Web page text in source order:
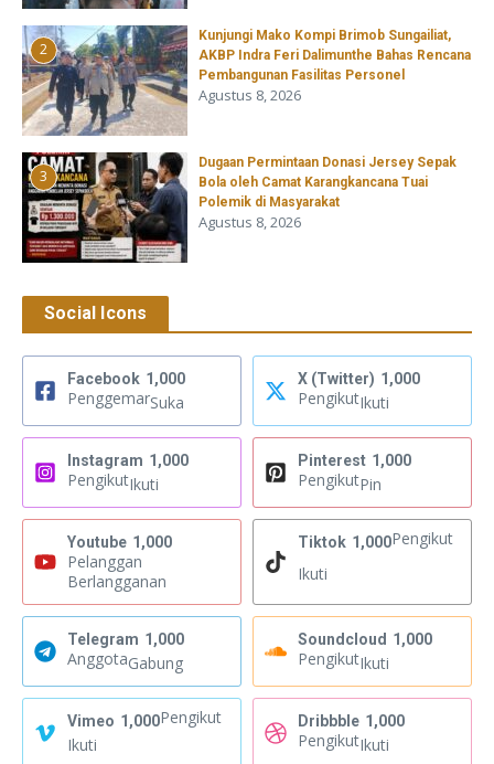
2
Kunjungi Mako Kompi Brimob Sungailiat,
AKBP Indra Feri Dalimunthe Bahas Rencana
Pembangunan Fasilitas Personel
Agustus 8, 2026
3
‎Dugaan Permintaan Donasi Jersey Sepak
Bola oleh Camat Karangkancana Tuai
Polemik di Masyarakat
Agustus 8, 2026
Social Icons
Facebook 1,000
PenggemarSuka
X (Twitter) 1,000
PengikutIkuti
Instagram 1,000
PengikutIkuti
Pinterest 1,000
PengikutPin
Youtube 1,000
Pelanggan
Berlangganan
Tiktok 1,000Pengikut
Ikuti
Telegram 1,000
AnggotaGabung
Soundcloud 1,000
PengikutIkuti
Vimeo 1,000Pengikut
Ikuti
Dribbble 1,000
PengikutIkuti